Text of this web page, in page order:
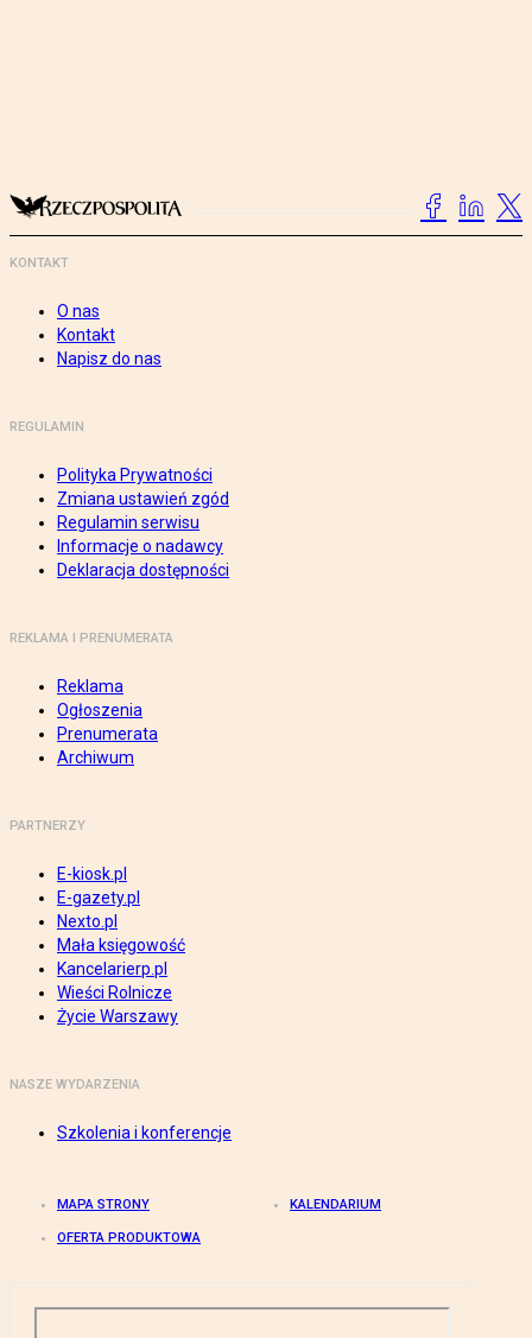
KONTAKT
O nas
Kontakt
Napisz do nas
REGULAMIN
Polityka Prywatności
Zmiana ustawień zgód
Regulamin serwisu
Informacje o nadawcy
Deklaracja dostępności
REKLAMA I PRENUMERATA
Reklama
Ogłoszenia
Prenumerata
Archiwum
PARTNERZY
E-kiosk.pl
E-gazety.pl
Nexto.pl
Mała księgowość
Kancelarierp.pl
Wieści Rolnicze
Życie Warszawy
NASZE WYDARZENIA
Szkolenia i konferencje
MAPA STRONY KALENDARIUM
OFERTA PRODUKTOWA